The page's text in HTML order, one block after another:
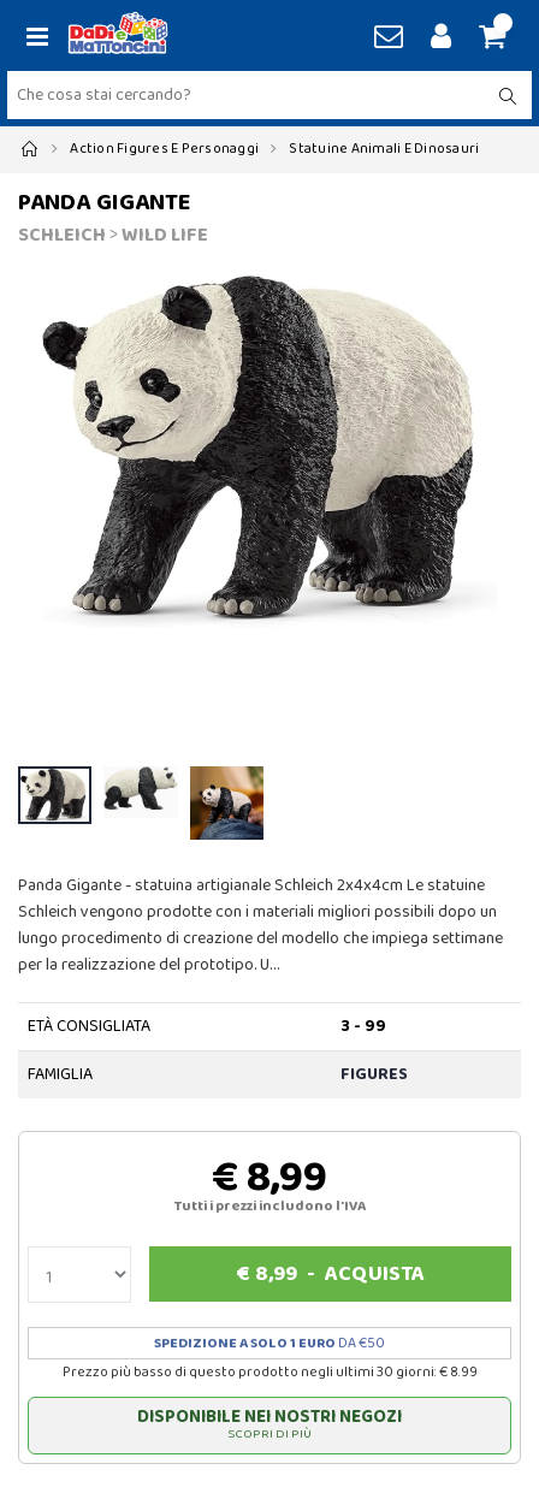
Action Figures E Personaggi Statuine Animali E Dinosauri
PANDA GIGANTE
SCHLEICH>WILD LIFE
Panda Gigante - statuina artigianale Schleich 2x4x4cm Le statuine
Schleich vengono prodotte con i materiali migliori possibili dopo un
lungo procedimento di creazione del modello che impiega settimane
per la realizzazione del prototipo. U…
ETÀ CONSIGLIATA
3 - 99
FAMIGLIA
FIGURES
€ 8,99
Tutti i prezzi includono l'IVA
€ 8,99- ACQUISTA
SPEDIZIONE A SOLO 1 EURO DA €50
Prezzo più basso di questo prodotto negli ultimi 30 giorni: € 8.99
DISPONIBILE NEI NOSTRI NEGOZI
SCOPRI DI PIÙ